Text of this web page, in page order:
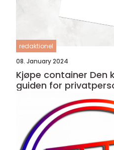
redaktionel
08. January 2024
Kjøpe container Den komplette
guiden for